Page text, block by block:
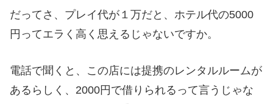
だってさ、プレイ代が１万だと、ホテル代の5000
円ってエラく高く思えるじゃないですか。
電話で聞くと、この店には提携のレンタルルームが
あるらしく、2000円で借りられるって言うじゃな